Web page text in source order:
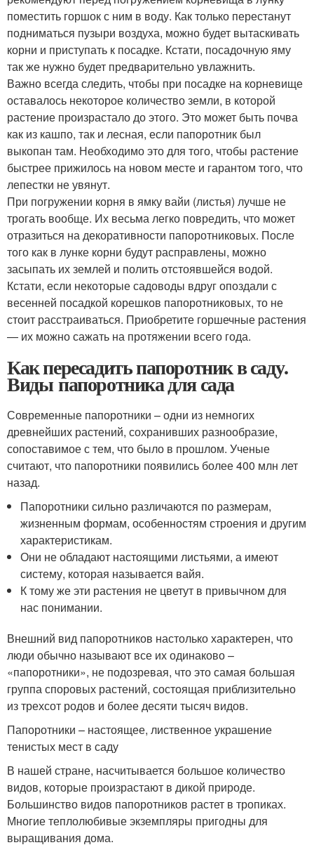
поместить горшок с ним в воду. Как только перестанут
подниматься пузыри воздуха, можно будет вытаскивать
корни и приступать к посадке. Кстати, посадочную яму
так же нужно будет предварительно увлажнить.
Важно всегда следить, чтобы при посадке на корневище
оставалось некоторое количество земли, в которой
растение произрастало до этого. Это может быть почва
как из кашпо, так и лесная, если папоротник был
выкопан там. Необходимо это для того, чтобы растение
быстрее прижилось на новом месте и гарантом того, что
лепестки не увянут.
При погружении корня в ямку вайи (листья) лучше не
трогать вообще. Их весьма легко повредить, что может
отразиться на декоративности папоротниковых. После
того как в лунке корни будут расправлены, можно
засыпать их землей и полить отстоявшейся водой.
Кстати, если некоторые садоводы вдруг опоздали с
весенней посадкой корешков папоротниковых, то не
стоит расстраиваться. Приобретите горшечные растения
— их можно сажать на протяжении всего года.
Как пересадить папоротник в саду.
Виды папоротника для сада
Современные папоротники – одни из немногих
древнейших растений, сохранивших разнообразие,
сопоставимое с тем, что было в прошлом. Ученые
считают, что папоротники появились более 400 млн лет
назад.
Папоротники сильно различаются по размерам,
жизненным формам, особенностям строения и другим
характеристикам.
Они не обладают настоящими листьями, а имеют
систему, которая называется вайя.
К тому же эти растения не цветут в привычном для
нас понимании.
Внешний вид папоротников настолько характерен, что
люди обычно называют все их одинаково –
«папоротники», не подозревая, что это самая большая
группа споровых растений, состоящая приблизительно
из трехсот родов и более десяти тысяч видов.
Папоротники – настоящее, лиственное украшение
тенистых мест в саду
В нашей стране, насчитывается большое количество
видов, которые произрастают в дикой природе.
Большинство видов папоротников растет в тропиках.
Многие теплолюбивые экземпляры пригодны для
выращивания дома.